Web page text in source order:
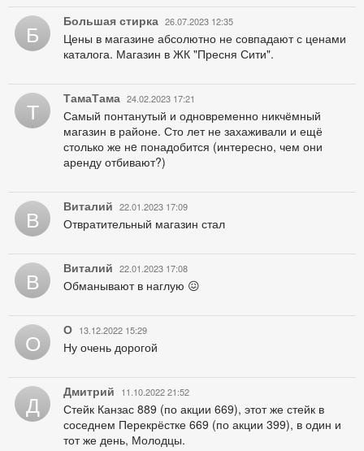
Б Большая стирка 26.07.2023 12:35
Цены в магазине абсолютно не совпадают с ценами
каталога. Магазин в ЖК "Пресня Сити".
Т ТамаТама 24.02.2023 17:21
Самый понтанутый и одновременно никчёмный
магазин в районе. Сто лет не захаживали и ещё
столько же нe понадобится (интересно, чем они
аренду отбивают?)
В Виталий 22.01.2023 17:09
Отвратительный магазин стал
В Виталий 22.01.2023 17:08
Обманывают в наглую 😖
О О 13.12.2022 15:29
Ну очень дорогой
Д Дмитрий 11.10.2022 21:52
Стейк Канзас 889 (по акции 669), этот же стейк в
соседнем Перекрёстке 669 (по акции 399), в один и
тот же день, Молодцы.